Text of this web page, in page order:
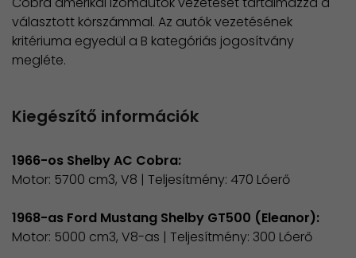
választott körszámmal. Az autók vezetésének
kritériuma egyedül a B kategóriás jogosítvány
megléte.
Kiegészítő információk
1966-os Shelby AC Cobra:
Motor: 5700 cm3, V8 | Teljesítmény: 470 Lóerő
1968-as Ford Mustang Shelby GT500 (Eleanor):
Motor: 5000 cm3, V8-as | Teljesítmény: 300 Lóerő​